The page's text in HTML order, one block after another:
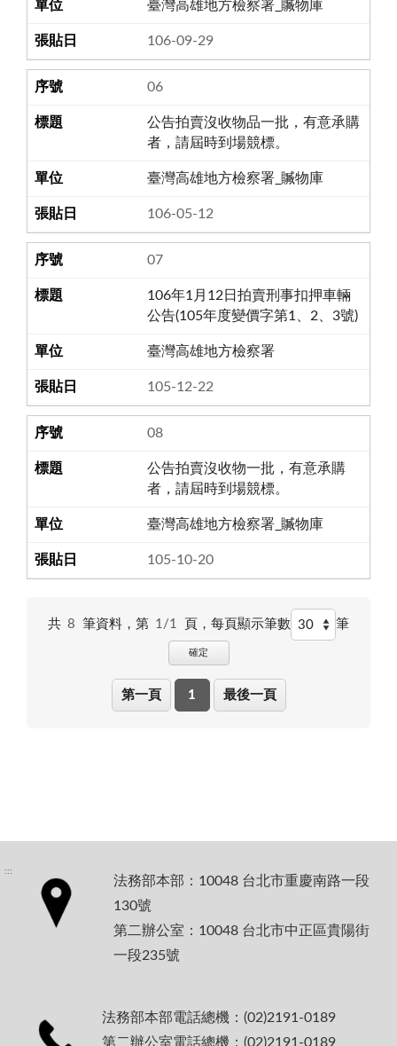
臺灣高雄地方檢察署_贓物庫
106-09-29
06
公告拍賣沒收物品一批，有意承購
者，請屆時到場競標。
臺灣高雄地方檢察署_贓物庫
106-05-12
07
106年1月12日拍賣刑事扣押車輛
公告(105年度變價字第1、2、3號)
臺灣高雄地方檢察署
105-12-22
08
公告拍賣沒收物一批，有意承購
者，請屆時到場競標。
臺灣高雄地方檢察署_贓物庫
105-10-20
共 8 筆資料，第 1/1 頁， 每頁顯示筆數 筆
確定
第一頁 1 最後一頁
:::
法務部本部：10048 台北市重慶南路一段
130號
第二辦公室：10048 台北市中正區貴陽街
一段235號
法務部本部電話總機：(02)2191-0189
第二辦公室電話總機：(02)2191-0189